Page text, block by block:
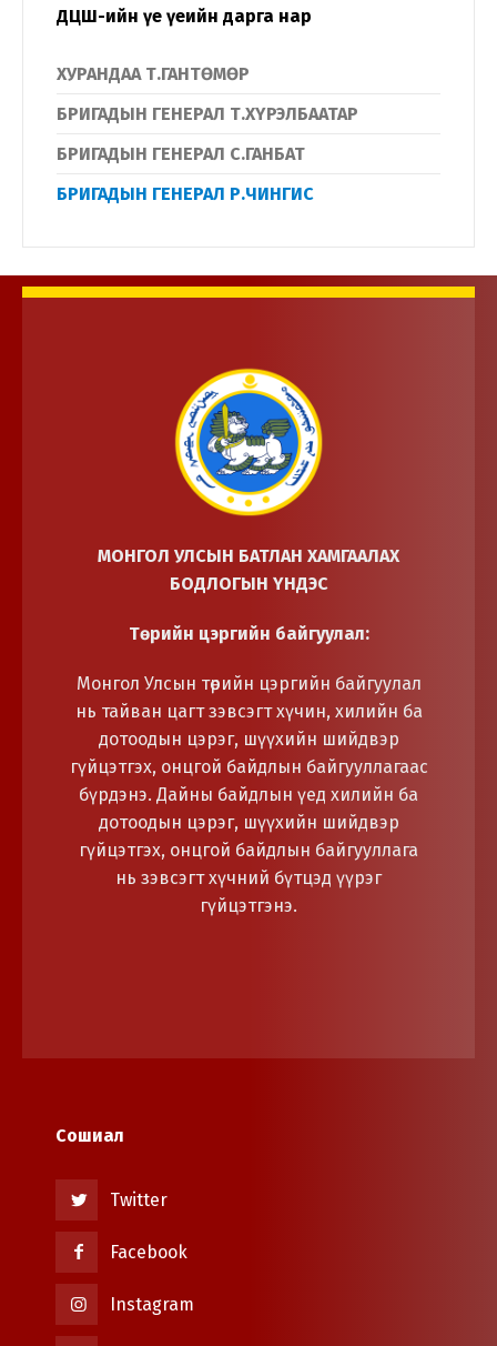
ДЦШ-ийн үе үеийн дарга нар
ХУРАНДАА Т.ГАНТӨМӨР
БРИГАДЫН ГЕНЕРАЛ Т.ХҮРЭЛБААТАР
БРИГАДЫН ГЕНЕРАЛ С.ГАНБАТ
БРИГАДЫН ГЕНЕРАЛ Р.ЧИНГИС
МОНГОЛ УЛСЫН БАТЛАН ХАМГААЛАХ
БОДЛОГЫН ҮНДЭС
Төрийн цэргийн байгуулал:
Монгол Улсын төрийн цэргийн байгуулал
нь тайван цагт зэвсэгт хүчин, хилийн ба
дотоодын цэрэг, шүүхийн шийдвэр
гүйцэтгэх, онцгой байдлын байгууллагаас
бүрдэнэ. Дайны байдлын үед хилийн ба
дотоодын цэрэг, шүүхийн шийдвэр
гүйцэтгэх, онцгой байдлын байгууллага
нь зэвсэгт хүчний бүтцэд үүрэг
гүйцэтгэнэ.
Сошиал
Twitter
Facebook
Instagram